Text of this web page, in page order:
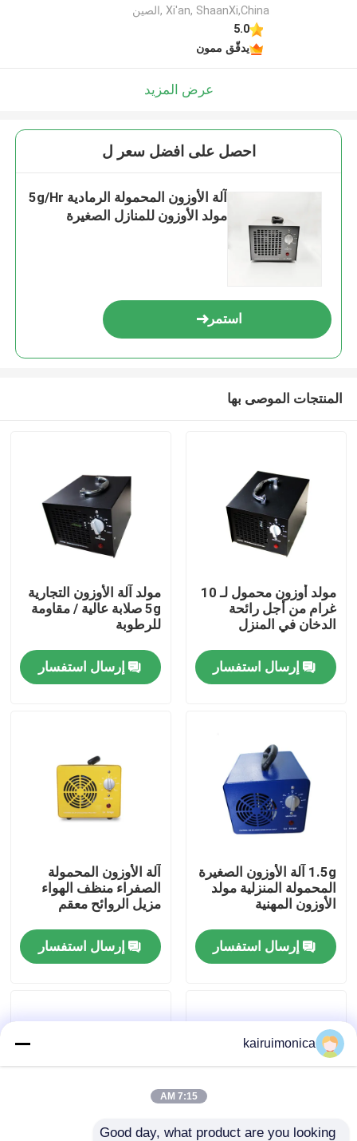
المنزل
أشرطة فيديو
عرض الواقع الافتراضي
معلومات عنا
جولة في المعمل
اتصل بنا
اطلب اقتباس
Xi'an, ShaanXi,China ,الصين
5.0
يدقّق ممون
عرض المزيد
احصل على افضل سعر ل
آلة الأوزون المحمولة الرمادية 5g/Hr
مولد الأوزون للمنازل الصغيرة
استمر
المنتجات الموصى بها
مولد أوزون محمول لـ 10
غرام من أجل رائحة
الدخان في المنزل
إرسال استفسار
مولد آلة الأوزون التجارية
5g صلابة عالية / مقاومة
للرطوبة
إرسال استفسار
1.5g آلة الأوزون الصغيرة
المحمولة المنزلية مولد
الأوزون المهنية
إرسال استفسار
آلة الأوزون المحمولة
الصفراء منظف الهواء
مزيل الروائح معقم
إرسال استفسار
kairuimonica
7:15 AM
Good day, what product are you looking